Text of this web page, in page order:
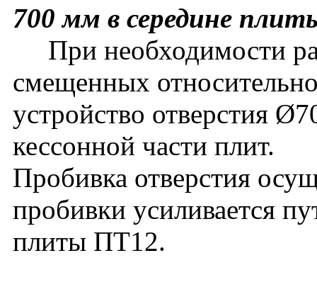
700 мм в середине
При необходимости
смещенных
устройство отверстия
кессонной части плит.
Пробивка отверстия
пробивки усиливается
плиты ПТ12.